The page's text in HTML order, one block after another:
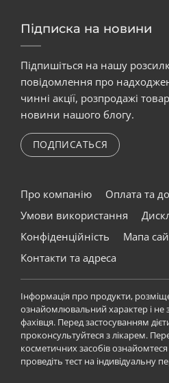
Підписка на новини
Підпишіться на нашу
повідомлення про
чинні акції, розпродажі
новини нашого блогу.
ПОДПИСАТЬСЯ
Про компанію
Оплата та
Умови використання
Конфіденційність
Мапа
Контакти та адреса
Інформація про продукти,
ознайомлювальний характер і не
фахівця. Перед застосуванням
проконсультуйтеся з лікарем.
косметичних засобів ознайомтеся
проведіть тест на індивідуальну